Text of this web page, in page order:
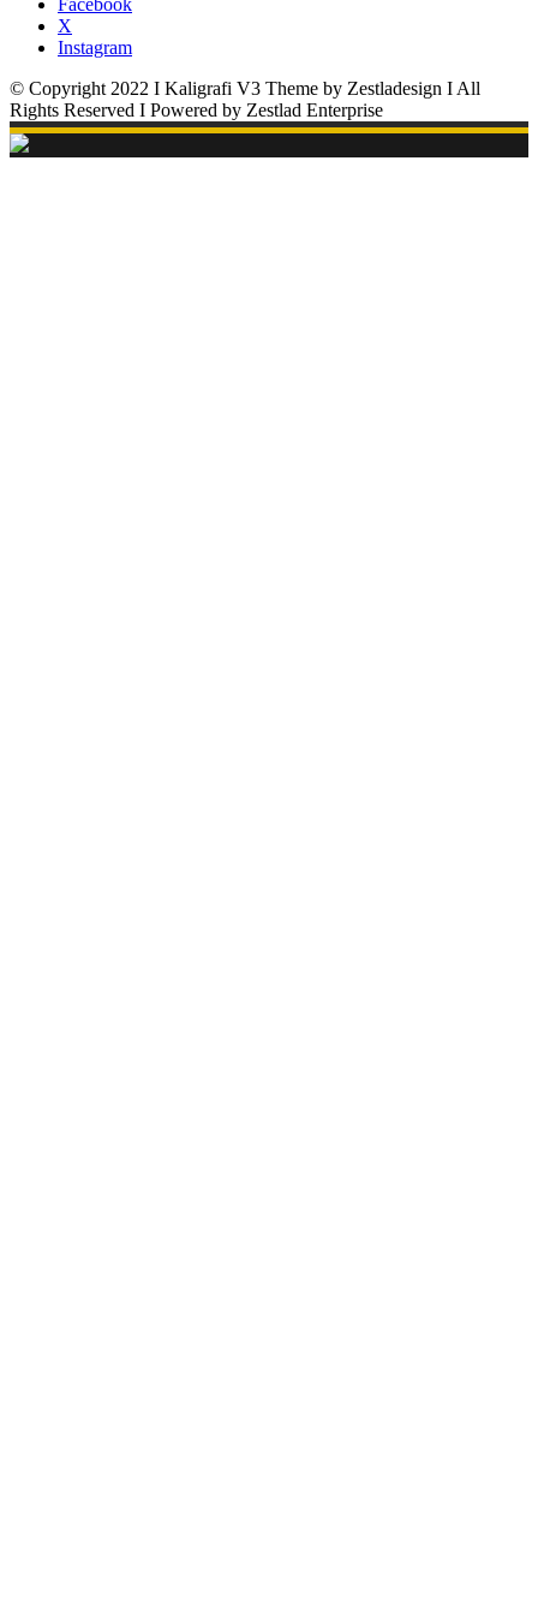
X
Instagram
© Copyright 2022 I Kaligrafi V3 Theme by Zestladesign I All
Rights Reserved I Powered by Zestlad Enterprise